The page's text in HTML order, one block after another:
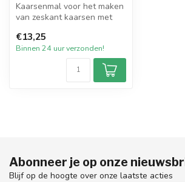
Kaarsenmal voor het maken
van zeskant kaarsen met
mm...
€13,25
Binnen 24 uur verzonden!
Abonneer je op onze
Blijf op de hoogte over onze laatste acties